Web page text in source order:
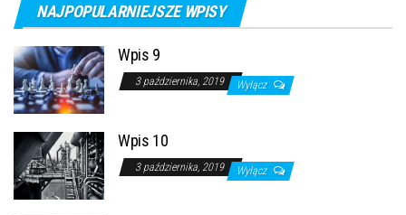
NAJPOPULARNIEJSZE WPISY
Wpis 9
3 października, 2019 Wyłącz
Wpis 10
3 października, 2019 Wyłącz